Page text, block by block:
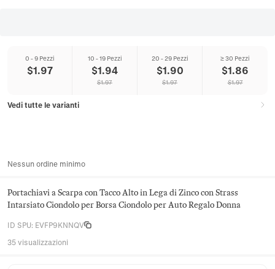
0 - 9 Pezzi
$1.97
10 - 19 Pezzi
$1.94
$1.97
20 - 29 Pezzi
$1.90
$1.97
≥ 30 Pezzi
$1.86
$1.97
Vedi tutte le varianti
Nessun ordine minimo
Portachiavi a Scarpa con Tacco Alto in Lega di Zinco con Strass
Intarsiato Ciondolo per Borsa Ciondolo per Auto Regalo Donna
ID SPU: EVFP9KNNQV
35 visualizzazioni